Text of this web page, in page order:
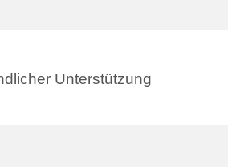
Unterstützung